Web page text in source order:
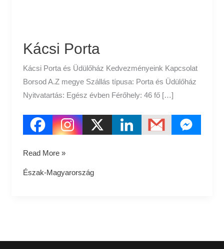
Kácsi Porta
Kácsi Porta és Üdülőház Kedvezményeink Kapcsolat
Borsod A.Z megye Szállás típusa: Porta és Üdülőház
Nyitvatartás: Egész évben Férőhely: 46 fő […]
Read More »
Észak-Magyarország